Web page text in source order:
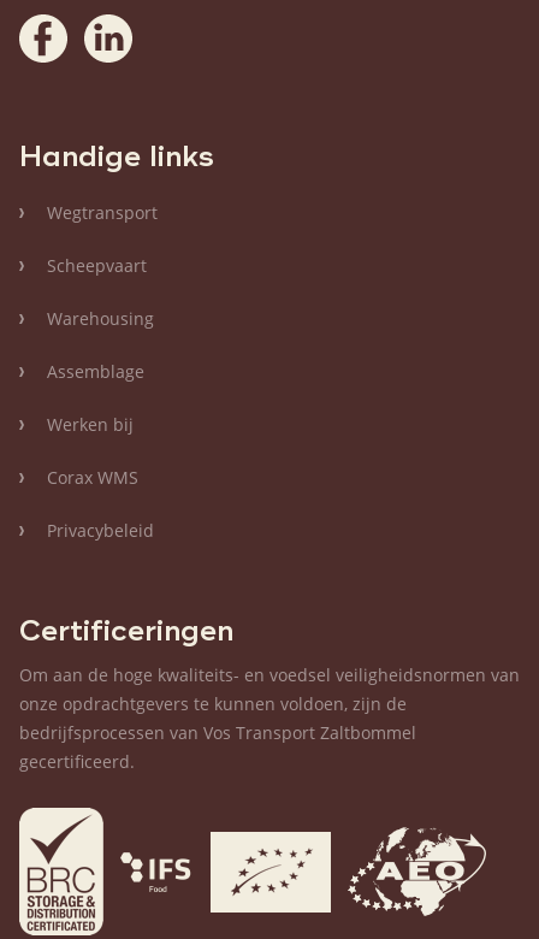
Handige links
Wegtransport
Scheepvaart
Warehousing
Assemblage
Werken bij
Corax WMS
Privacybeleid
Certificeringen
Om aan de hoge kwaliteits- en voedsel veiligheidsnormen van
onze opdrachtgevers te kunnen voldoen, zijn de
bedrijfsprocessen van Vos Transport Zaltbommel
gecertificeerd.